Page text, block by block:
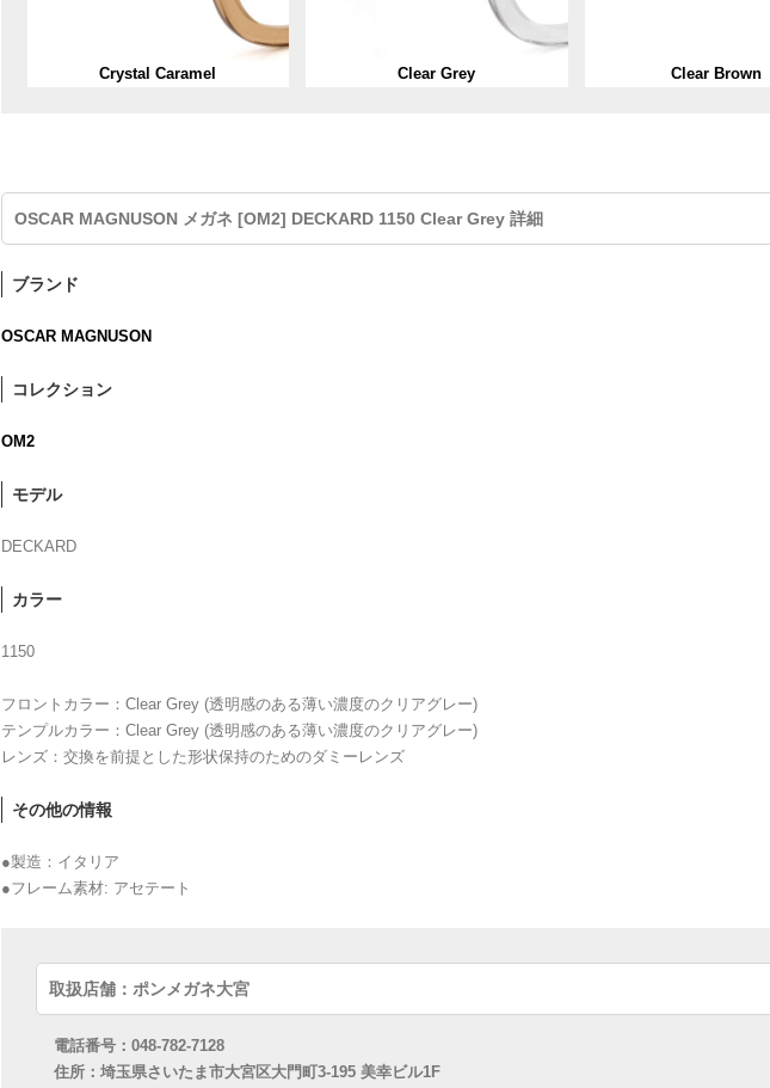
Crystal Caramel Clear Grey Clear Brown
OSCAR MAGNUSON メガネ [OM2] DECKARD 1150 Clear Grey 詳細
ブランド
OSCAR MAGNUSON
コレクション
OM2
モデル
DECKARD
カラー
1150
フロントカラー：Clear Grey (透明感のある薄い濃度のクリアグレー)
テンプルカラー：Clear Grey (透明感のある薄い濃度のクリアグレー)
レンズ：交換を前提とした形状保持のためのダミーレンズ
その他の情報
●製造：イタリア
●フレーム素材: アセテート
取扱店舗：ポンメガネ大宮
電話番号：048-782-7128
住所：埼玉県さいたま市大宮区大門町3-195 美幸ビル1F